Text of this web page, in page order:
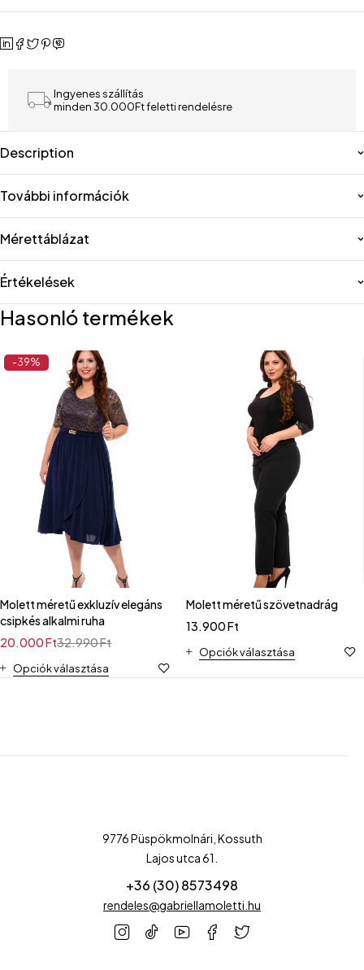
Ingyenes szállítás
minden 30.000Ft feletti rendelésre
Description
További információk
Mérettáblázat
Értékelések
Hasonló termékek
-39%
Molett méretű exkluzív elegáns
csipkés alkalmi ruha
32.990Ft
20.000Ft
Opciók választása
Molett méretű szövetnadrág
13.900Ft
Opciók választása
9776 Püspökmolnári, Kossuth
Lajos utca 61.
+36 (30) 8573498
rendeles@gabriellamoletti.hu